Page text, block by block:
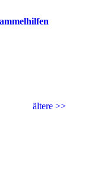
ältere >>